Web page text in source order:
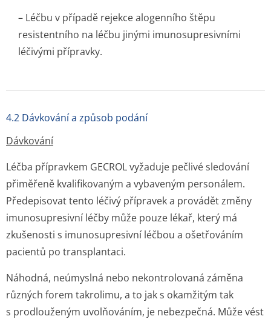
– Léčbu v případě rejekce alogenního štěpu
resistentního na léčbu jinými imunosupresivními
léčivými přípravky.
4.2 Dávkování a způsob podání
Dávkování
Léčba přípravkem GECROL vyžaduje pečlivé sledování
přiměřeně kvalifikovaným a vybaveným personálem.
Předepisovat tento léčivý přípravek a provádět změny
imunosupresivní léčby může pouze lékař, který má
zkušenosti s imunosupresivní léčbou a ošetřováním
pacientů po transplantaci.
Náhodná, neúmyslná nebo nekontrolovaná záměna
různých forem takrolimu, a to jak s okamžitým tak
s prodlouženým uvolňováním, je nebezpečná. Může vést